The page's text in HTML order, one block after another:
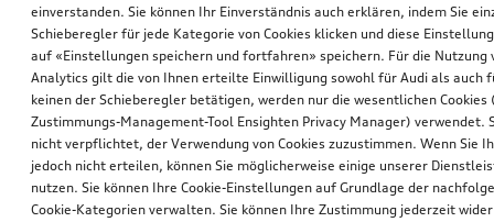
einverstanden. Sie können Ihr Einverständnis auch erklären, indem Sie
Schieberegler für jede Kategorie von Cookies klicken und diese
auf «Einstellungen speichern und fortfahren» speichern. Für die Nutzung
Analytics gilt die von Ihnen erteilte Einwilligung sowohl für Audi als auch
keinen der Schieberegler betätigen, werden nur die wesentlichen Cookies
Zustimmungs-Management-Tool Ensighten Privacy Manager) verwendet.
nicht verpflichtet, der Verwendung von Cookies zuzustimmen. Wenn Sie
jedoch nicht erteilen, können Sie möglicherweise einige unserer
nutzen. Sie können Ihre Cookie-Einstellungen auf Grundlage der
Cookie-Kategorien verwalten. Sie können Ihre Zustimmung jederzeit